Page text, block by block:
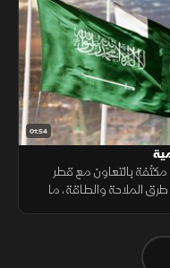
01:54
بالتعاون مع قطر
الملاحة والطاقة، ما